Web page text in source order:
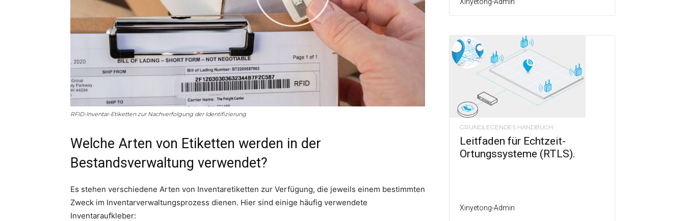
RFID-Inventar-Etiketten zur Nachverfolgung der Identifizierung
Welche Arten von Etiketten werden in der
Bestandsverwaltung verwendet?
Es stehen verschiedene Arten von Inventaretiketten zur Verfügung, die jeweils einem bestimmten
Zweck im Inventarverwaltungsprozess dienen. Hier sind einige häufig verwendete
Inventaraufkleber:
Xinyetong-Admin
GRUNDLEGENDES HANDBUCH
Leitfaden für Echtzeit-
Ortungssysteme (RTLS).
Xinyetong-Admin